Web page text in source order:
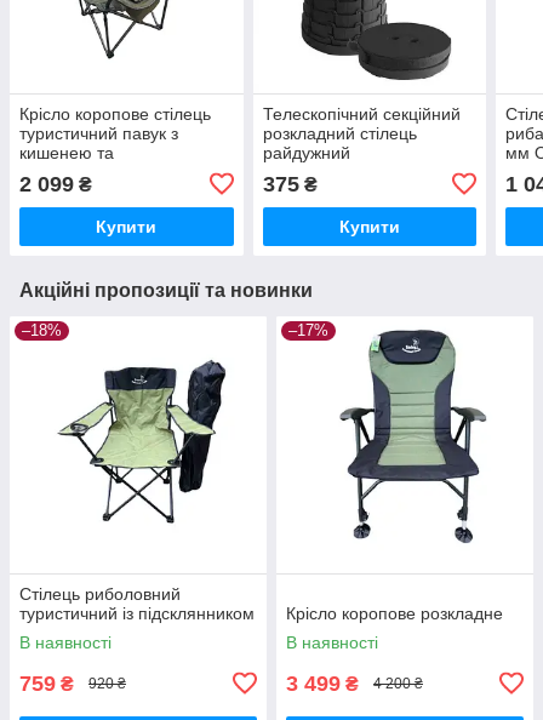
Крісло коропове стілець
туристичний павук з
кишенею та
2 099 ₴
Купити
Телескопічний секційний
розкладний стілець
райдужний
375₴
Купити
мм
1
Акційні пропозиції та новинки
–18%
Стілець риболовний
туристичний із підсклянником
В наявності
759 ₴ 920 ₴
–17%
Крісло коропове розкладне
В наявності
3 499 ₴ 4 200 ₴